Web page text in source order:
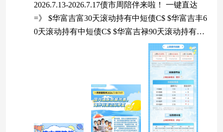
2026.7.13-2026.7.17债市周陪伴来啦！ 一键直达
=》 $华富吉富30天滚动持有中短债C$ $华富吉丰6
0天滚动持有中短债C$ $华富吉禄90天滚动持有债
券C$ #复盘记录##强势机会##投资干货##定期理财
讨论圈##市场震荡下，如何寻找“稳稳的幸福”？#